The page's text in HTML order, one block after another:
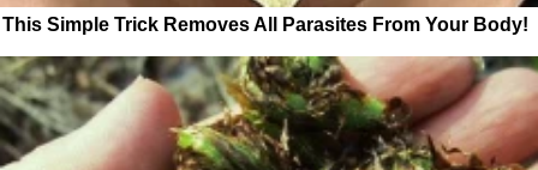
This Simple Trick Removes All Parasites From Your Body!